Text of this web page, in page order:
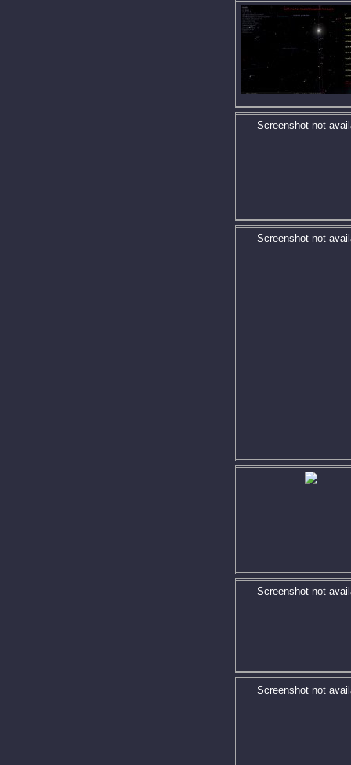
Screenshot not
Screenshot not
Screenshot not
Screenshot not